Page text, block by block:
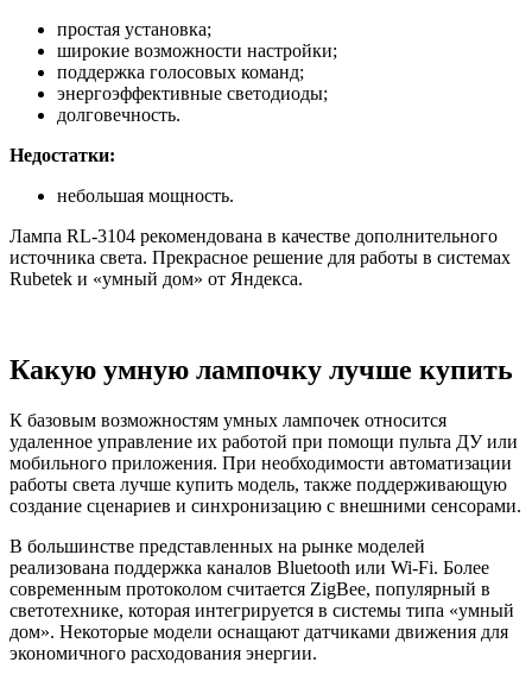
простая установка;
широкие возможности настройки;
поддержка голосовых команд;
энергоэффективные светодиоды;
долговечность.
Недостатки:
небольшая мощность.
Лампа RL-3104 рекомендована в качестве дополнительного
источника света. Прекрасное решение для работы в системах
Rubetek и «умный дом» от Яндекса.
Какую умную лампочку лучше купить
К базовым возможностям умных лампочек относится
удаленное управление их работой при помощи пульта ДУ или
мобильного приложения. При необходимости автоматизации
работы света лучше купить модель, также поддерживающую
создание сценариев и синхронизацию с внешними сенсорами.
В большинстве представленных на рынке моделей
реализована поддержка каналов Bluetooth или Wi-Fi. Более
современным протоколом считается ZigBee, популярный в
светотехнике, которая интегрируется в системы типа «умный
дом». Некоторые модели оснащают датчиками движения для
экономичного расходования энергии.